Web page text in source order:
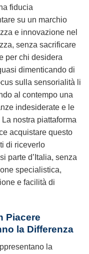
fiducia
su un marchio
e innovazione nel
senza sacrificare
per chi desidera
dimenticando di
sulla sensorialità li
al contempo una
indesiderate e le
nostra piattaforma
acquistare questo
di riceverlo
parte d’Italia, senza
specialistica,
e facilità di
Piacere
la Differenza
la